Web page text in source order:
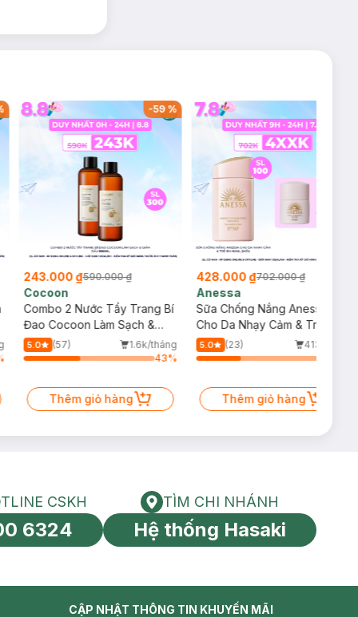
-59%
243.000 ₫590.000 ₫
Cocoon
Combo 2 Nước Tẩy Trang Bí
Đao Cocoon Làm Sạch &
Giảm Dầu 500ml
5.0 (57)
1.6k/tháng
43%
Thêm giỏ hàng
428.000 ₫702.000 ₫
Anessa
Sữa Chống Nắng Anessa
Cho Da Nhạy Cảm & Trẻ Em
60ml (Mới)
5.0 (23)
413/tháng
Thêm giỏ hàng
toàn cầu
HOTLINE CSKH
CSKH
6324
Tìm chi nhánh
TÌM CHI NHÁNH
Hệ thống Hasaki
CẬP NHẬT THÔNG TIN KHUYẾN MÃI